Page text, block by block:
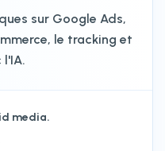
sur Google Ads,
le tracking et
media.